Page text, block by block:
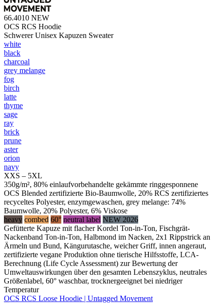
66.4010 NEW
OCS RCS Hoodie
Schwerer Unisex Kapuzen Sweater
white
black
charcoal
grey melange
fog
birch
latte
thyme
sage
ray
brick
prune
aster
orion
navy
XXS – 5XL
350g/m², 80% einlaufvorbehandelte gekämmte ringgesponnene
OCS Blended zertifizierte Bio-Baumwolle, 20% RCS zertifiziertes
recyceltes Polyester, enzymgewaschen, grey melange: 74%
Baumwolle, 20% Polyester, 6% Viskose
heavy combed 60° neutral label NEW 2026
Gefütterte Kapuze mit flacher Kordel Ton-in-Ton, Fischgrät-
Nackenband Ton-in-Ton, Halbmond im Nacken, 2x1 Rippstrick an
Ärmeln und Bund, Kängurutasche, weicher Griff, innen angeraut,
zertifizierte vegane Produktion ohne tierische Hilfsstoffe, LCA-
Berechnung (Life Cycle Assessment) zur Bewertung der
Umweltauswirkungen über den gesamten Lebenszyklus, neutrales
Größenlabel, 60° waschbar, trocknergeeignet bei niedriger
Temperatur
OCS RCS Loose Hoodie | Untagged Movement